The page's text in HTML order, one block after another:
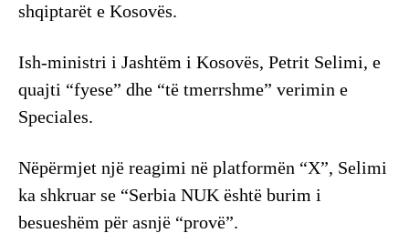
shqiptarët e Kosovës.
Ish-ministri i Jashtëm i Kosovës, Petrit Selimi, e
quajti “fyese” dhe “të tmerrshme” verimin e
Speciales.
Nëpërmjet një reagimi në platformën “X”, Selimi
ka shkruar se “Serbia NUK është burim i
besueshëm për asnjë “provë”.